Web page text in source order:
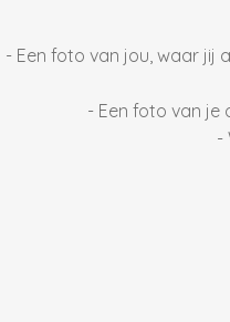
- Een foto van jou, waar jij
- Een foto van je
-